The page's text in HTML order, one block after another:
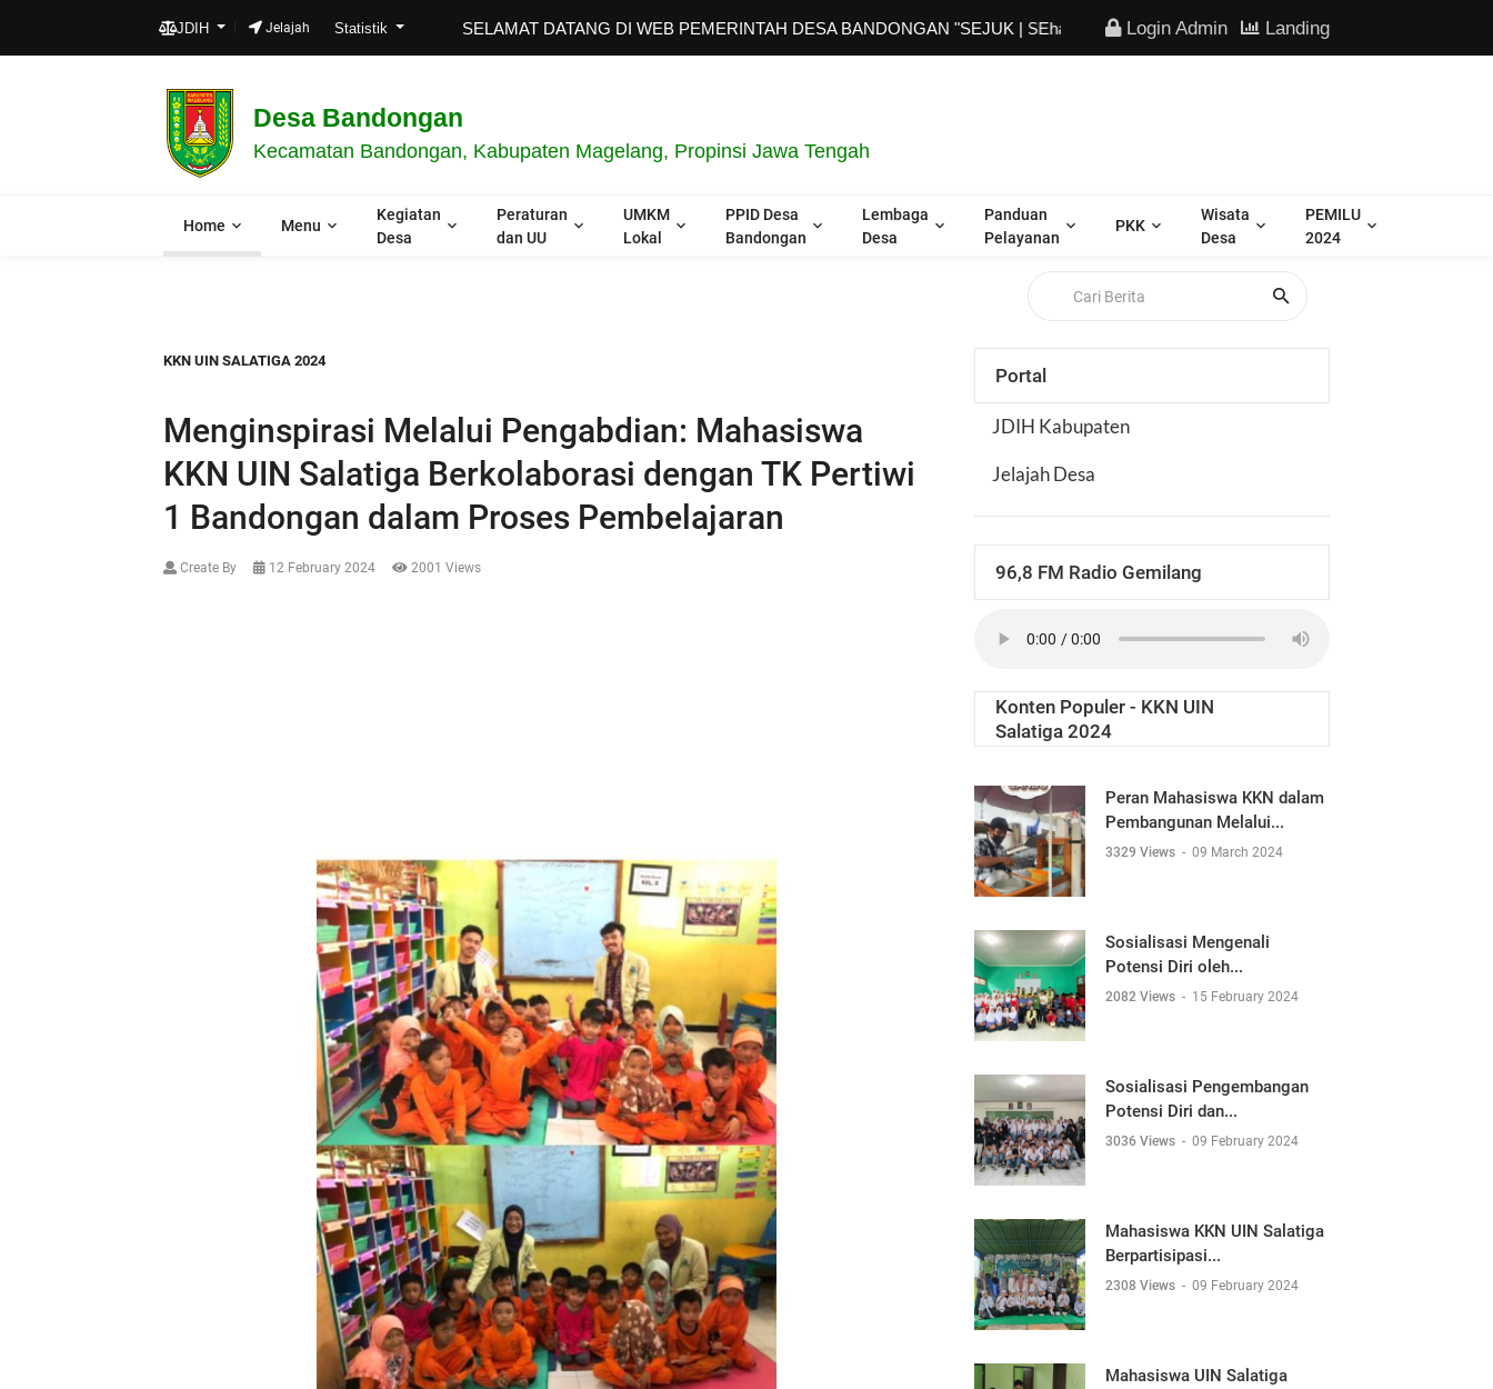
JDIH Jelajah Statistik SELAMAT DATANG DI WEB PEMERINTAH DESA BANDONGAN "SEJUK | SEhat maJU Keren" Login Admin Landing
Desa Bandongan
Kecamatan Bandongan, Kabupaten Magelang, Propinsi Jawa Tengah
Home Menu
Kegiatan
Desa
Peraturan
dan UU
UMKM
Lokal
PPID Desa
Bandongan
Lembaga
Desa
Panduan
Pelayanan
PKK
Wisata
Desa
PEMILU
2024
KKN UIN SALATIGA 2024
Menginspirasi Melalui Pengabdian: Mahasiswa
KKN UIN Salatiga Berkolaborasi dengan TK Pertiwi
1 Bandongan dalam Proses Pembelajaran
Create By 12 February 2024 2001 Views
Portal
JDIH Kabupaten
Jelajah Desa
96,8 FM Radio Gemilang
Konten Populer - KKN UIN
Salatiga 2024
Peran Mahasiswa KKN dalam
Pembangunan Melalui...
3329 Views - 09 March 2024
Sosialisasi Mengenali
Potensi Diri oleh...
2082 Views - 15 February 2024
Sosialisasi Pengembangan
Potensi Diri dan...
3036 Views - 09 February 2024
Mahasiswa KKN UIN Salatiga
Berpartisipasi...
2308 Views - 09 February 2024
Mahasiswa UIN Salatiga